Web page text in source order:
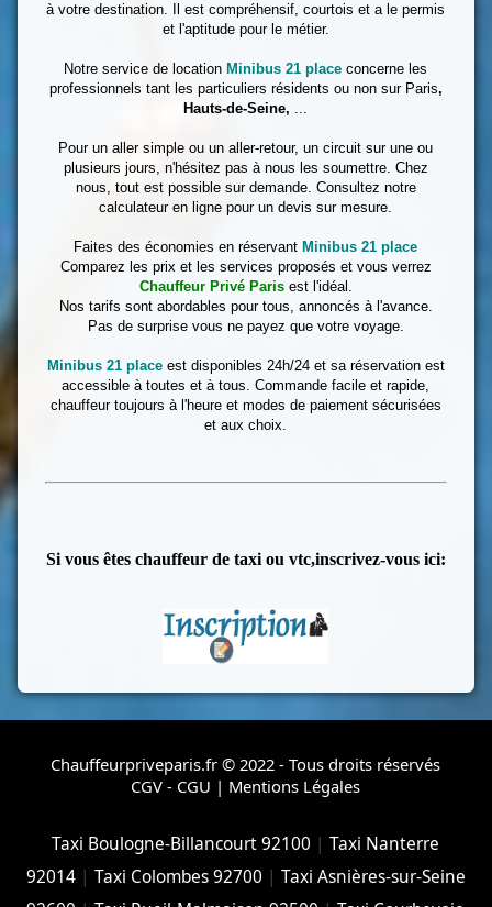
à votre destination. Il est compréhensif, courtois et a le permis
et l'aptitude pour le métier.
Notre service de location Minibus 21 placeconcerne les
professionnels tant les particuliers résidents ou non sur Paris,
Hauts-de-Seine, ...
Pour un aller simple ou un aller-retour, un circuit sur une ou
plusieurs jours, n'hésitez pas à nous les soumettre. Chez
nous, tout est possible sur demande. Consultez notre
calculateur en ligne pour un devis sur mesure.
Faites des économies en réservant Minibus 21 place
Comparez les prix et les services proposés et vous verrez
Chauffeur Privé Parisest l'idéal.
Nos tarifs sont abordables pour tous, annoncés à l'avance.
Pas de surprise vous ne payez que votre voyage.
Minibus 21 place est disponibles 24h/24 et sa réservation est
accessible à toutes et à tous. Commande facile et rapide,
chauffeur toujours à l'heure et modes de paiement sécurisées
et aux choix.
Si vous êtes chauffeur de taxi ou vtc,inscrivez-vous ici:
Chauffeurpriveparis.fr © 2022 - Tous droits réservés
CGV - CGU | Mentions Légales
Taxi Boulogne-Billancourt 92100 |Taxi Nanterre
92014| Taxi Colombes 92700 | Taxi Asnières-sur-Seine